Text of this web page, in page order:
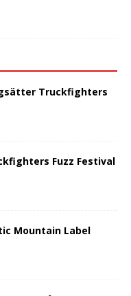
Truckfighters
Fuzz Festival
Mountain Label